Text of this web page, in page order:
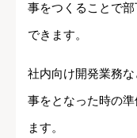
事をつくることで
できます。
社内向け開発業務
事をとなった時の
ます。